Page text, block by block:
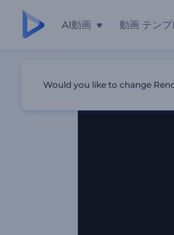
AI動画 動画 テンプ
Would you like to change